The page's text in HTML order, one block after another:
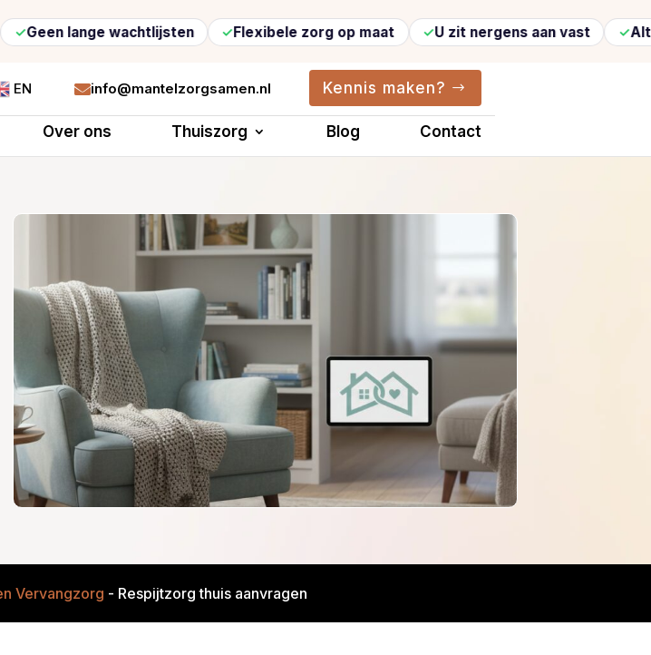
wachtlijsten Flexibele zorg op maat U zit nergens aan vast Altijd
EN info@mantelzorgsamen.nl Kennis maken?
Over ons Thuiszorg Blog Contact
Vervangzorg - Respijtzorg thuis aanvragen